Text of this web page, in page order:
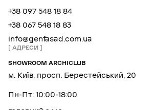
+38 097 548 18 84
+38 067 548 18 83
info@genfasad.com.ua
АДРЕСИ
SHOWROOM ARCHICLUB
м. Київ, просп. Берестейський, 20
Пн-Пт: 10:00-18:00